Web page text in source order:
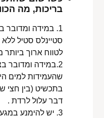
בריכות, מה
1. במידה ומדובר
סטיינלס סטיל
לטווח ארוך
2.במידה ומדובר
שהעמידות למים
בתכשיט (בין חצי
דבר עלול לרדת .
3. יש להימנע